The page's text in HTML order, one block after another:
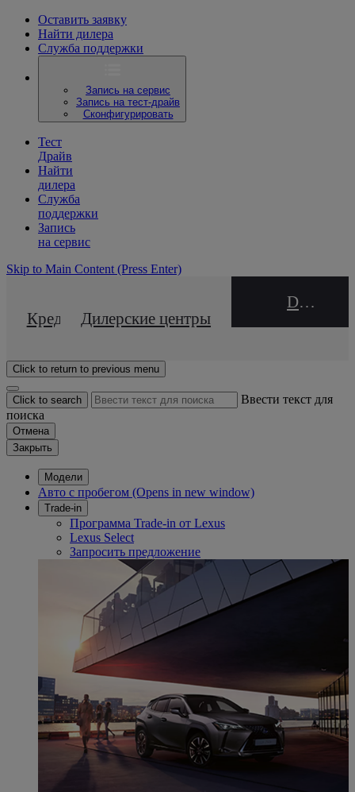
Оставить заявку
Найти дилера
Служба поддержки
Запись на сервис
Запись на тест-драйв
Сконфигурировать
Тест
Драйв
Найти
дилера
Служба
поддержки
Запись
на сервис
Skip to Main Content (Press Enter)
Кредитный калькулятор
Дилерские центры
DEALER NAME
Click to return to previous menu
Click to search
Ввести текст для
поиска
Отмена
Закрыть
Модели
Авто с пробегом (Opens in new window)
Trade-in
Программа Trade-in от Lexus
Lexus Select
Запросить предложение